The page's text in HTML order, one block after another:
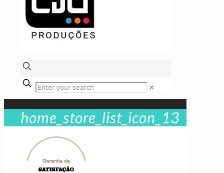
✕
home_store_list_icon_13